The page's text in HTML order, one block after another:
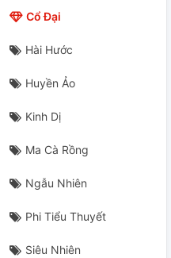
Cổ Đại
Hài Hước
Huyền Ảo
Kinh Dị
Ma Cà Rồng
Ngẫu Nhiên
Phi Tiểu Thuyết
Siêu Nhiên